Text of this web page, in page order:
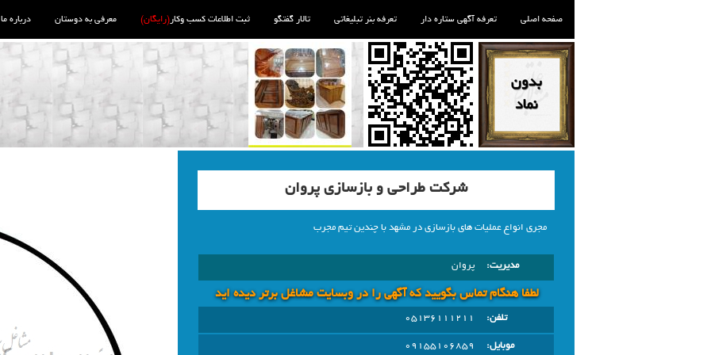
صفحه اصلی تعرفه آگهی ستاره دار تعرفه بنر تبلیغاتی تالار گفتگو ثبت اطلاعات کسب وکار(رایگان) معرفی به دوستان درباره ما
شرکت طراحی و بازسازی پروان
مجری انواع عملیات های بازسازی در مشهد با چندین تیم مجرب
مدیریت: پروان
لطفا هنگام تماس بگویید که آگهی را در وبسايت مشاغل برتر دیده اید
تلفن:
05136111211
موبایل:
09155106859